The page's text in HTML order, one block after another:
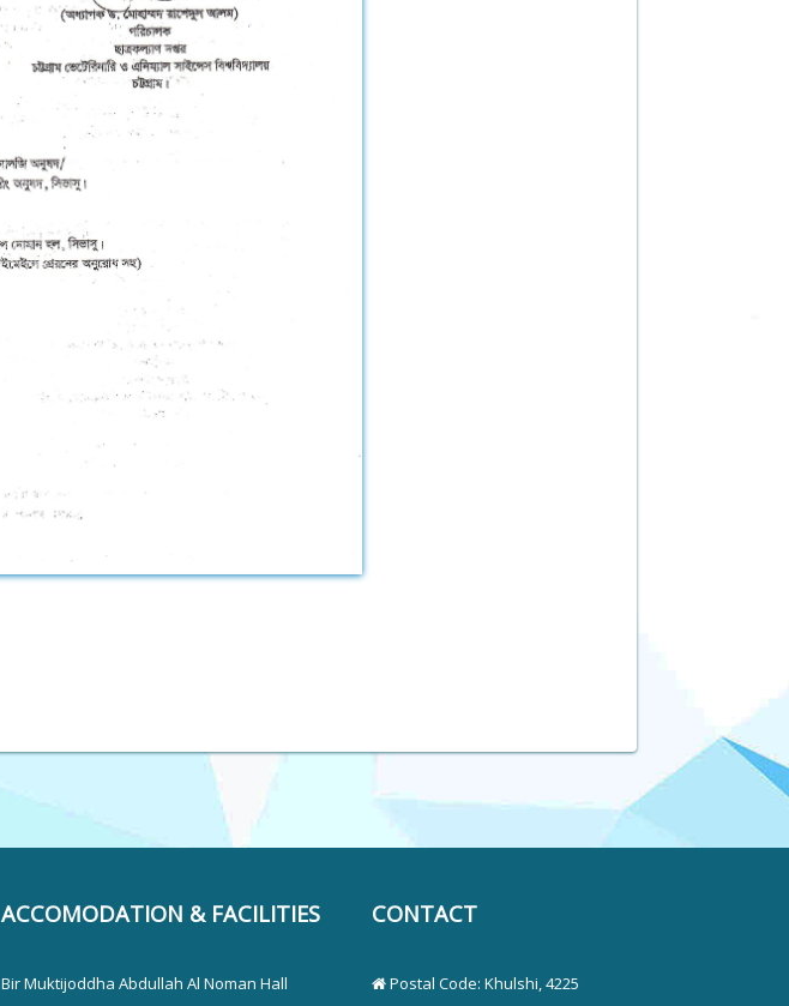
ACCOMODATION & FACILITIES
Bir Muktijoddha Abdullah Al Noman Hall
CONTACT
Postal Code: Khulshi, 4225